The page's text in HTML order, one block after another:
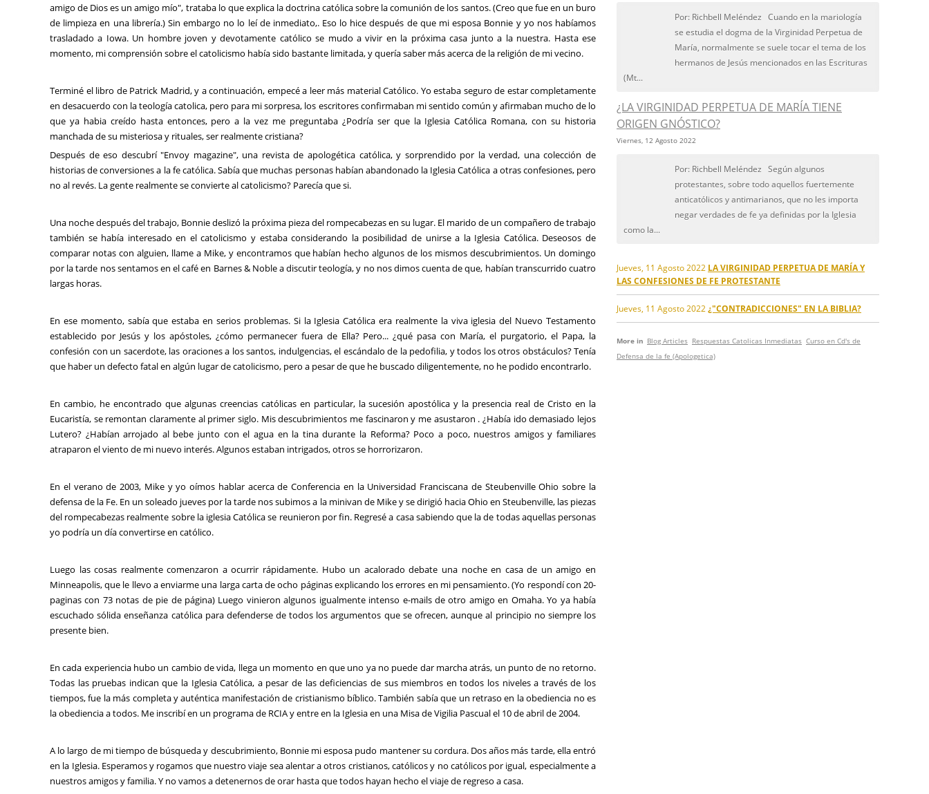
amigo de Dios es un amigo mío", trataba lo que explica la doctrina católica sobre la comunión de los santos. (Creo que fue en un buro
de limpieza en una librería.) Sin embargo no lo leí de inmediato,. Eso lo hice después de que mi esposa Bonnie y yo nos habíamos
trasladado a Iowa. Un hombre joven y devotamente católico se mudo a vivir en la próxima casa junto a la nuestra. Hasta ese
momento, mi comprensión sobre el catolicismo había sido bastante limitada, y quería saber más acerca de la religión de mi vecino.
Terminé el libro de Patrick Madrid, y a continuación, empecé a leer más material Católico. Yo estaba seguro de estar completamente
en desacuerdo con la teología catolica, pero para mi sorpresa, los escritores confirmaban mi sentido común y afirmaban mucho de lo
que ya habia creído hasta entonces, pero a la vez me preguntaba ¿Podría ser que la Iglesia Católica Romana, con su historia
manchada de su misteriosa y rituales, ser realmente cristiana?
Después de eso descubrí "Envoy magazine", una revista de apologética católica, y sorprendido por la verdad, una colección de
historias de conversiones a la fe católica. Sabía que muchas personas habían abandonado la Iglesia Católica a otras confesiones, pero
no al revés. La gente realmente se convierte al catolicismo? Parecía que si.
Una noche después del trabajo, Bonnie deslizó la próxima pieza del rompecabezas en su lugar. El marido de un compañero de trabajo
también se había interesado en el catolicismo y estaba considerando la posibilidad de unirse a la Iglesia Católica. Deseosos de
comparar notas con alguien, llame a Mike, y encontramos que habían hecho algunos de los mismos descubrimientos. Un domingo
por la tarde nos sentamos en el café en Barnes & Noble a discutir teología, y no nos dimos cuenta de que, habían transcurrido cuatro
largas horas.
En ese momento, sabía que estaba en serios problemas. Si la Iglesia Católica era realmente la viva iglesia del Nuevo Testamento
establecido por Jesús y los apóstoles, ¿cómo permanecer fuera de Ella? Pero... ¿qué pasa con María, el purgatorio, el Papa, la
confesión con un sacerdote, las oraciones a los santos, indulgencias, el escándalo de la pedofilia, y todos los otros obstáculos? Tenía
que haber un defecto fatal en algún lugar de catolicismo, pero a pesar de que he buscado diligentemente, no he podido encontrarlo.
En cambio, he encontrado que algunas creencias católicas en particular, la sucesión apostólica y la presencia real de Cristo en la
Eucaristía, se remontan claramente al primer siglo. Mis descubrimientos me fascinaron y me asustaron . ¿Había ido demasiado lejos
Lutero? ¿Habían arrojado al bebe junto con el agua en la tina durante la Reforma? Poco a poco, nuestros amigos y familiares
atraparon el viento de mi nuevo interés. Algunos estaban intrigados, otros se horrorizaron.
En el verano de 2003, Mike y yo oímos hablar acerca de Conferencia en la Universidad Franciscana de Steubenville Ohio sobre la
defensa de la Fe. En un soleado jueves por la tarde nos subimos a la minivan de Mike y se dirigió hacia Ohio en Steubenville, las piezas
del rompecabezas realmente sobre la iglesia Católica se reunieron por fin. Regresé a casa sabiendo que la de todas aquellas personas
yo podría un día convertirse en católico.
Luego las cosas realmente comenzaron a ocurrir rápidamente. Hubo un acalorado debate una noche en casa de un amigo en
Minneapolis, que le llevo a enviarme una larga carta de ocho páginas explicando los errores en mi pensamiento. (Yo respondí con 20-
paginas con 73 notas de pie de página) Luego vinieron algunos igualmente intenso e-mails de otro amigo en Omaha. Yo ya había
escuchado sólida enseñanza católica para defenderse de todos los argumentos que se ofrecen, aunque al principio no siempre los
presente bien.
En cada experiencia hubo un cambio de vida, llega un momento en que uno ya no puede dar marcha atrás, un punto de no retorno.
Todas las pruebas indican que la Iglesia Católica, a pesar de las deficiencias de sus miembros en todos los niveles a través de los
tiempos, fue la más completa y auténtica manifestación de cristianismo bíblico. También sabía que un retraso en la obediencia no es
la obediencia a todos. Me inscribí en un programa de RCIA y entre en la Iglesia en una Misa de Vigilia Pascual el 10 de abril de 2004.
A lo largo de mi tiempo de búsqueda y descubrimiento, Bonnie mi esposa pudo mantener su cordura. Dos años más tarde, ella entró
en la Iglesia. Esperamos y rogamos que nuestro viaje sea alentar a otros cristianos, católicos y no católicos por igual, especialmente a
nuestros amigos y familia. Y no vamos a detenernos de orar hasta que todos hayan hecho el viaje de regreso a casa.
Por: Richbell Meléndez Cuando en la mariología
se estudia el dogma de la Virginidad Perpetua de
María, normalmente se suele tocar el tema de los
hermanos de Jesús mencionados en las Escrituras
(Mt...
¿LA VIRGINIDAD PERPETUA DE MARÍA TIENE
ORIGEN GNÓSTICO?
Viernes, 12 Agosto 2022
Por: Richbell Meléndez Según algunos
protestantes, sobre todo aquellos fuertemente
anticatólicos y antimarianos, que no les importa
negar verdades de fe ya definidas por la Iglesia
como la...
Jueves, 11 Agosto 2022 LA VIRGINIDAD PERPETUA DE MARÍA Y
LAS CONFESIONES DE FE PROTESTANTE
Jueves, 11 Agosto 2022 ¿"CONTRADICCIONES" EN LA BIBLIA?
More in Blog Articles Respuestas Catolicas Inmediatas Curso en Cd's de
Defensa de la fe (Apologetica)